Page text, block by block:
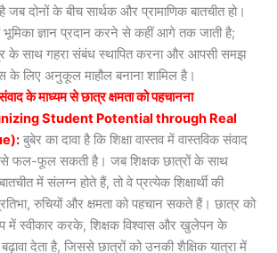
जब दोनों के बीच सार्थक और प्रामाणिक बातचीत हो।
भूमिका ज्ञान प्रदान करने से कहीं आगे तक जाती है;
के साथ गहरा संबंध स्थापित करना और आपसी समझ
के लिए अनुकूल माहौल बनाना शामिल है।
के माध्यम से छात्र क्षमता को पहचानना
Student Potential through Real
बुबेर का दावा है कि शिक्षा वास्तव में वास्तविक संवाद
से फल-फूल सकती है। जब शिक्षक छात्रों के साथ
में संलग्न होते हैं, तो वे प्रत्येक शिक्षार्थी की
रुचियों और क्षमता को पहचान सकते हैं। छात्र को
में स्वीकार करके, शिक्षक विश्वास और खुलेपन के
देता है, जिससे छात्रों को उनकी शैक्षिक यात्रा में